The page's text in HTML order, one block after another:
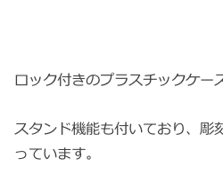
ロック付きのプラスチックケー
スタンド機能も付いており、彫
っています。